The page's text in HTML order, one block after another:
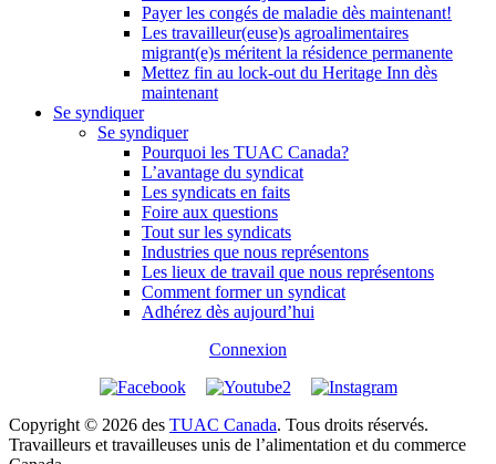
Payer les congés de maladie dès maintenant!
Les travailleur(euse)s agroalimentaires
migrant(e)s méritent la résidence permanente
Mettez fin au lock-out du Heritage Inn dès
maintenant
Se syndiquer
Se syndiquer
Pourquoi les TUAC Canada?
L’avantage du syndicat
Les syndicats en faits
Foire aux questions
Tout sur les syndicats
Industries que nous représentons
Les lieux de travail que nous représentons
Comment former un syndicat
Adhérez dès aujourd’hui
Connexion
Copyright © 2026 des TUAC Canada. Tous droits réservés.
Travailleurs et travailleuses unis de l’alimentation et du commerce